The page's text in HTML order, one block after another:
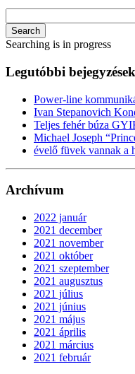
Search
Searching is in progress
Legutóbbi bejegyzések
Power-line
Ivan Stepanovich
Teljes fehér búza
Michael Joseph
évelő füvek vannak a
Archívum
2022 január
2021 december
2021 november
2021 október
2021 szeptember
2021 augusztus
2021 július
2021 június
2021 május
2021 április
2021 március
2021 február